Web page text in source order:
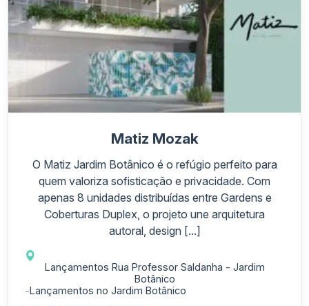
Matiz Mozak
O Matiz Jardim Botânico é o refúgio perfeito para
quem valoriza sofisticação e privacidade. Com
apenas 8 unidades distribuídas entre Gardens e
Coberturas Duplex, o projeto une arquitetura
autoral, design [...]
Lançamentos Rua Professor Saldanha - Jardim
Botânico
-Lançamentos no Jardim Botânico